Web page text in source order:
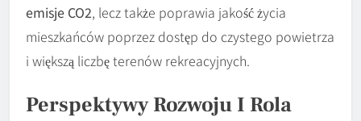
emisje CO2, lecz także poprawia jakość życia
mieszkańców poprzez dostęp do czystego powietrza
i większą liczbę terenów rekreacyjnych.
Perspektywy Rozwoju I Rola